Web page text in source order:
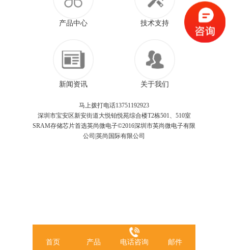
产品中心 技术支持
新闻资讯 关于我们
马上拨打电话13751192923
深圳市宝安区新安街道大悦铂悦苑综合楼T2栋501、510室
SRAM存储芯片首选英尚微电子©2016深圳市英尚微电子有限
公司|英尚国际有限公司
首页 产品 电话咨询 邮件